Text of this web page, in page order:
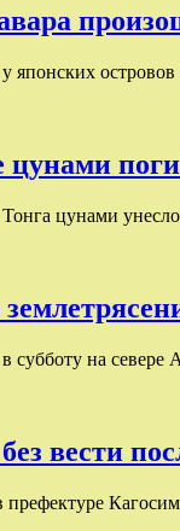
японских
цунами
субботу на
вести
префектуре